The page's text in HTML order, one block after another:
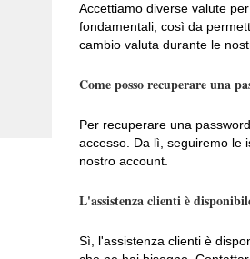
Accettiamo diverse valute
fondamentali, così da
cambio valuta durante le
Come posso recuperare una
Per recuperare una
accesso. Da lì, seguiremo le
nostro account.
L'assistenza clienti è
Sì, l'assistenza clienti è